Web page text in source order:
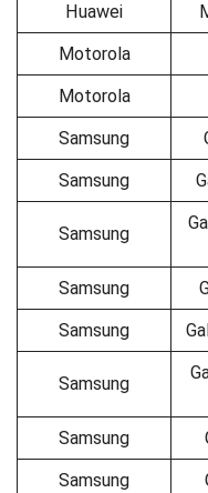
Huawei
Motorola
Motorola
Samsung
Samsung
Samsung
Samsung
Samsung
Samsung
Samsung
Samsung